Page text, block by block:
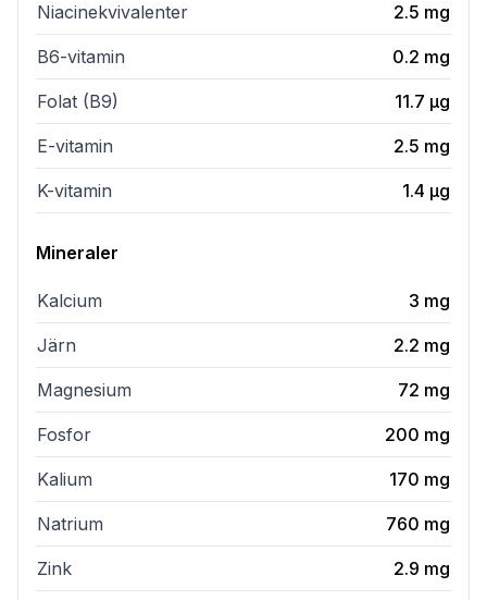
Niacinekvivalenter 2.5 mg
B6-vitamin 0.2 mg
Folat (B9) 11.7 µg
E-vitamin 2.5 mg
K-vitamin 1.4 µg
Mineraler
Kalcium 3 mg
Järn 2.2 mg
Magnesium 72 mg
Fosfor 200 mg
Kalium 170 mg
Natrium 760 mg
Zink 2.9 mg